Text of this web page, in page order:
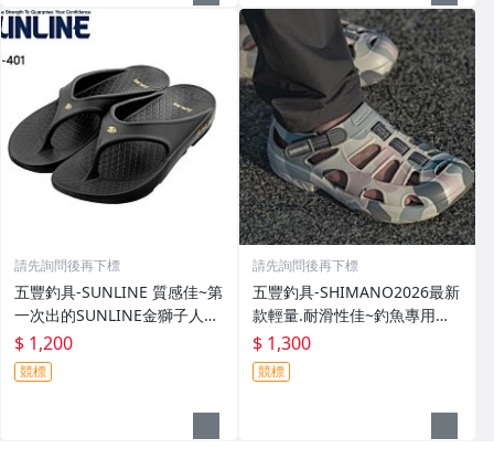
請先詢問後再下標
五豐釣具-SUNLINE 質感佳~第
一次出的SUNLINE金獅子人字
夾腳拖鞋SUS-401特價1200元
$ 1,200
競標
請先詢問後再下標
五豐釣具-SHIMANO2026最新
款輕量.耐滑性佳~釣魚專用布
希涼鞋 FS-091I特價1300元
$ 1,300
競標